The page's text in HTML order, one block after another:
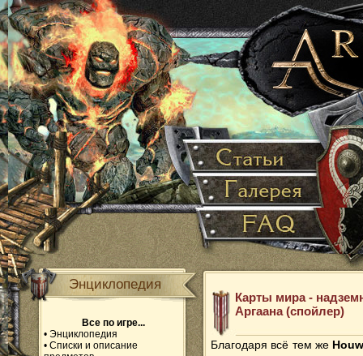
Энциклопедия
Все по игре...
• Энциклопедия
• Списки и описание
Карты мира -
Аргаана (спойлер)
Благодаря всё тем же